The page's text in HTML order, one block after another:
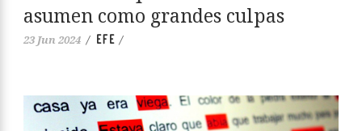
asumen como grandes culpas
23 Jun 2024 / EFE /